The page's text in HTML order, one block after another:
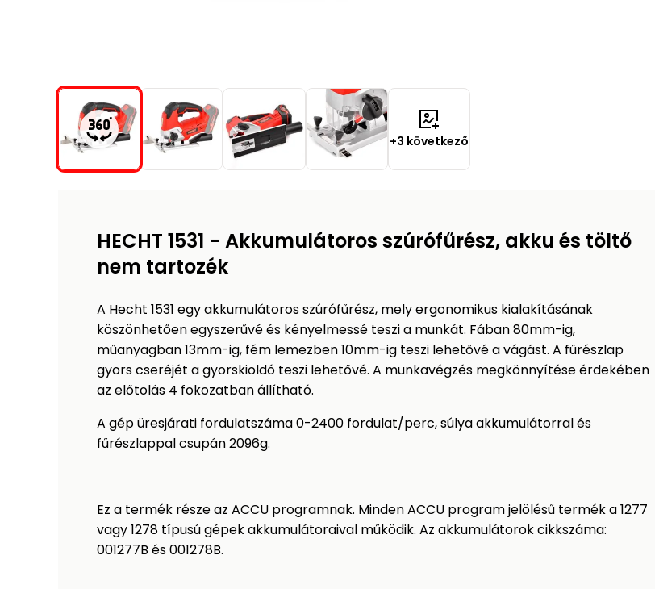
+3 következő
HECHT 1531 - Akkumulátoros szúrófűrész, akku és töltő
nem tartozék
A Hecht 1531 egy akkumulátoros szúrófűrész, mely ergonomikus kialakításának
köszönhetően egyszerűvé és kényelmessé teszi a munkát. Fában 80mm-ig,
műanyagban 13mm-ig, fém lemezben 10mm-ig teszi lehetővé a vágást. A fűrészlap
gyors cseréjét a gyorskioldó teszi lehetővé. A munkavégzés megkönnyítése érdekében
az előtolás 4 fokozatban állítható.
A gép üresjárati fordulatszáma 0-2400 fordulat/perc, súlya akkumulátorral és
fűrészlappal csupán 2096g.
Ez a termék része az ACCU programnak. Minden ACCU program jelölésű termék a 1277
vagy 1278 típusú gépek akkumulátoraival működik. Az akkumulátorok cikkszáma:
001277B és 001278B.